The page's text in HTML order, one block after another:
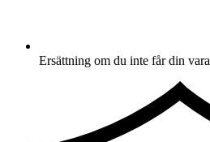
Ersättning om du inte får din vara